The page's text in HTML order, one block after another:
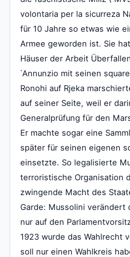
volontaria per la sicurreza
für 10 Jahre so etwas wie
Armee geworden ist. Sie
Häuser der Arbeit
΄Annunzio mit seinen
Ronohi auf Rjeka
auf seiner Seite, weil er
Generalprüfung für den
Er machte sogar eine
später für seinen eigenen
einsetzte. So legalisierte
terroristische Organisation
zwingende Macht des
Garde: Mussolini verändert
nur auf den
1923 wurde das Wahlrecht
soll nur einen Wahlkreis